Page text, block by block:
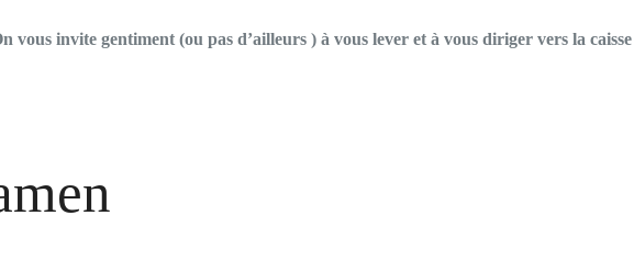
vous invite gentiment (ou pas d’ailleurs ) à vous lever et à vous diriger vers la